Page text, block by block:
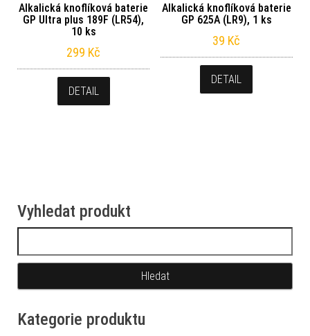
Alkalická knoflíková baterie
GP Ultra plus 189F (LR54),
10 ks
299 Kč
DETAIL
Alkalická knoflíková baterie
GP 625A (LR9), 1 ks
39 Kč
DETAIL
Vyhledat produkt
Kategorie produktu